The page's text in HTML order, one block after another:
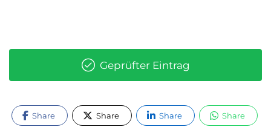
Geprüfter Eintrag
Share Share Share Share